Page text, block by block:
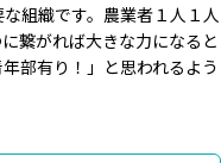
組織です。農業者１人１人
繋がれば大きな力になると
部有り！」と思われるよう